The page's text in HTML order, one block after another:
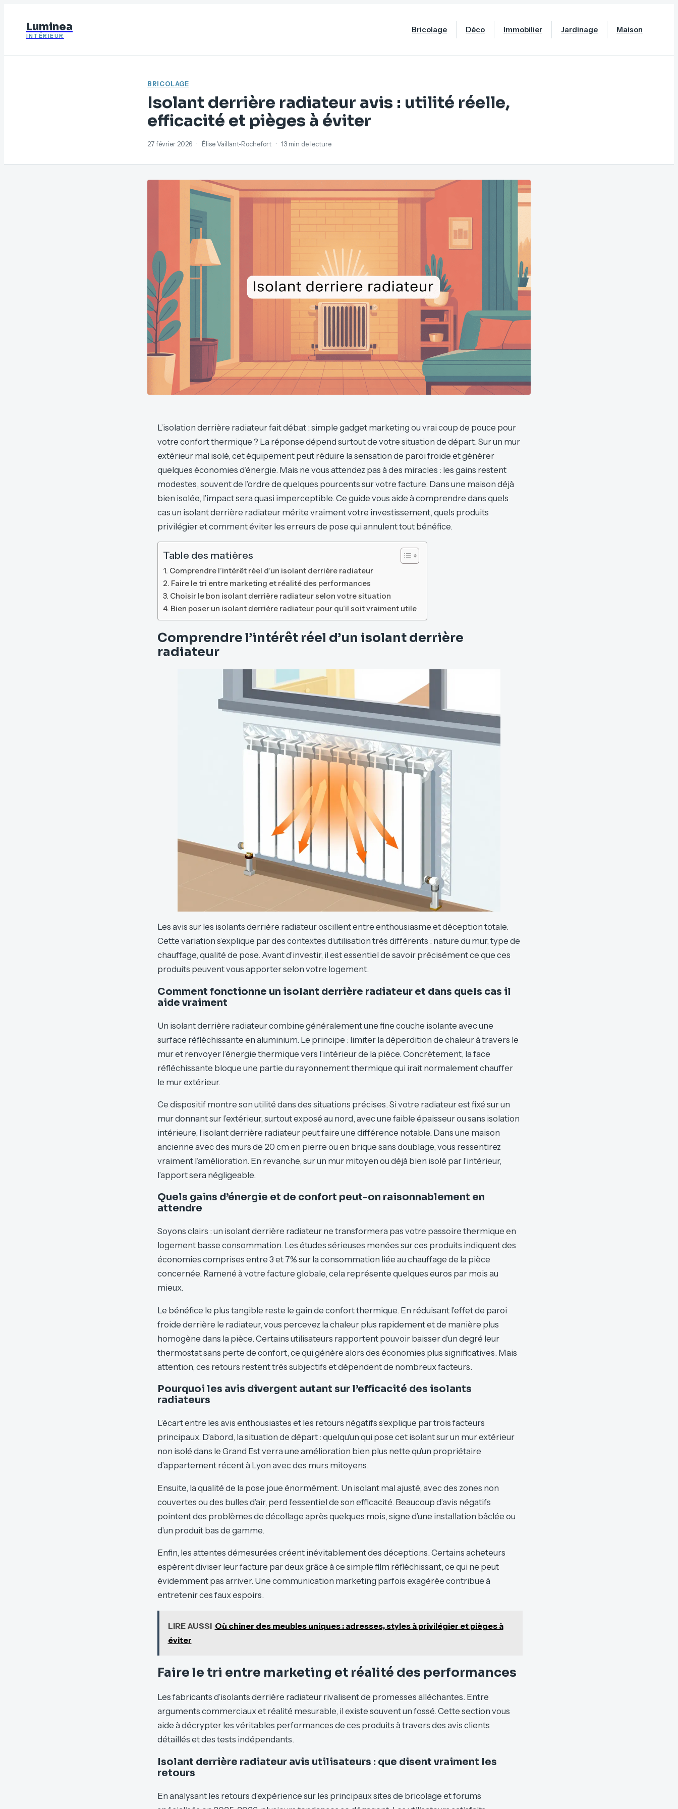
Luminea
INTÉRIEUR
Bricolage Déco Immobilier Jardinage Maison
BRICOLAGE
Isolant derrière radiateur avis : utilité réelle,
efficacité et pièges à éviter
27 février 2026 · Élise Vaillant-Rochefort · 13 min de lecture
L’isolation derrière radiateur fait débat : simple gadget marketing ou vrai coup de pouce pour
votre confort thermique ? La réponse dépend surtout de votre situation de départ. Sur un mur
extérieur mal isolé, cet équipement peut réduire la sensation de paroi froide et générer
quelques économies d’énergie. Mais ne vous attendez pas à des miracles : les gains restent
modestes, souvent de l’ordre de quelques pourcents sur votre facture. Dans une maison déjà
bien isolée, l’impact sera quasi imperceptible. Ce guide vous aide à comprendre dans quels
cas un isolant derrière radiateur mérite vraiment votre investissement, quels produits
privilégier et comment éviter les erreurs de pose qui annulent tout bénéfice.
Table des matières
Comprendre l’intérêt réel d’un isolant derrière radiateur
Faire le tri entre marketing et réalité des performances
Choisir le bon isolant derrière radiateur selon votre situation
Bien poser un isolant derrière radiateur pour qu’il soit vraiment utile
Comprendre l’intérêt réel d’un isolant derrière
radiateur
Les avis sur les isolants derrière radiateur oscillent entre enthousiasme et déception totale.
Cette variation s’explique par des contextes d’utilisation très différents : nature du mur, type de
chauffage, qualité de pose. Avant d’investir, il est essentiel de savoir précisément ce que ces
produits peuvent vous apporter selon votre logement.
Comment fonctionne un isolant derrière radiateur et dans quels cas il
aide vraiment
Un isolant derrière radiateur combine généralement une fine couche isolante avec une
surface réfléchissante en aluminium. Le principe : limiter la déperdition de chaleur à travers le
mur et renvoyer l’énergie thermique vers l’intérieur de la pièce. Concrètement, la face
réfléchissante bloque une partie du rayonnement thermique qui irait normalement chauffer
le mur extérieur.
Ce dispositif montre son utilité dans des situations précises. Si votre radiateur est fixé sur un
mur donnant sur l’extérieur, surtout exposé au nord, avec une faible épaisseur ou sans isolation
intérieure, l’isolant derrière radiateur peut faire une différence notable. Dans une maison
ancienne avec des murs de 20 cm en pierre ou en brique sans doublage, vous ressentirez
vraiment l’amélioration. En revanche, sur un mur mitoyen ou déjà bien isolé par l’intérieur,
l’apport sera négligeable.
Quels gains d’énergie et de confort peut-on raisonnablement en
attendre
Soyons clairs : un isolant derrière radiateur ne transformera pas votre passoire thermique en
logement basse consommation. Les études sérieuses menées sur ces produits indiquent des
économies comprises entre 3 et 7% sur la consommation liée au chauffage de la pièce
concernée. Ramené à votre facture globale, cela représente quelques euros par mois au
mieux.
Le bénéfice le plus tangible reste le gain de confort thermique. En réduisant l’effet de paroi
froide derrière le radiateur, vous percevez la chaleur plus rapidement et de manière plus
homogène dans la pièce. Certains utilisateurs rapportent pouvoir baisser d’un degré leur
thermostat sans perte de confort, ce qui génère alors des économies plus significatives. Mais
attention, ces retours restent très subjectifs et dépendent de nombreux facteurs.
Pourquoi les avis divergent autant sur l’efficacité des isolants
radiateurs
L’écart entre les avis enthousiastes et les retours négatifs s’explique par trois facteurs
principaux. D’abord, la situation de départ : quelqu’un qui pose cet isolant sur un mur extérieur
non isolé dans le Grand Est verra une amélioration bien plus nette qu’un propriétaire
d’appartement récent à Lyon avec des murs mitoyens.
Ensuite, la qualité de la pose joue énormément. Un isolant mal ajusté, avec des zones non
couvertes ou des bulles d’air, perd l’essentiel de son efficacité. Beaucoup d’avis négatifs
pointent des problèmes de décollage après quelques mois, signe d’une installation bâclée ou
d’un produit bas de gamme.
Enfin, les attentes démesurées créent inévitablement des déceptions. Certains acheteurs
espèrent diviser leur facture par deux grâce à ce simple film réfléchissant, ce qui ne peut
évidemment pas arriver. Une communication marketing parfois exagérée contribue à
entretenir ces faux espoirs.
LIRE AUSSI Où chiner des meubles uniques : adresses, styles à privilégier et pièges à
éviter
Faire le tri entre marketing et réalité des performances
Les fabricants d’isolants derrière radiateur rivalisent de promesses alléchantes. Entre
arguments commerciaux et réalité mesurable, il existe souvent un fossé. Cette section vous
aide à décrypter les véritables performances de ces produits à travers des avis clients
détaillés et des tests indépendants.
Isolant derrière radiateur avis utilisateurs : que disent vraiment les
retours
En analysant les retours d’expérience sur les principaux sites de bricolage et forums